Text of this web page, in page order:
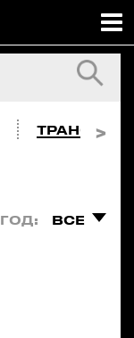
ГОД: ВСЕ